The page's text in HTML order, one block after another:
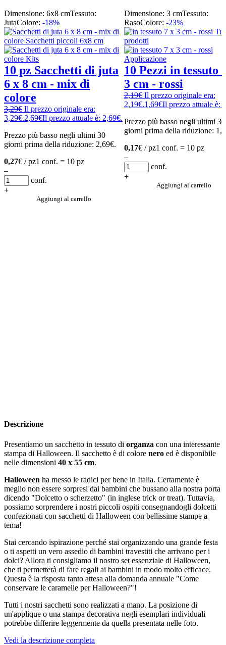
Dimensione: 6x8 cmTessuto:
JutaColore: -18%
10 pz Sacchetti di juta
6 x 8 cm - mix di
colore
3,29€ Il prezzo originale era:
3,29€.2,69€Il prezzo attuale è: 2,69€.
Prezzo più basso negli ultimi 30
giorni prima della riduzione: 2,69€.
0,27€ / pz1 conf. = 10 pz
–
conf.
+
Aggiungi al carrello
Dimensione: 3 cmTessuto:
RasoColore: -23%
10 Pezzi in tessuto
3 cm - rossi
2,19€ Il prezzo originale era:
2,19€.1,69€Il prezzo attuale è:
Prezzo più basso negli ultimi 30
giorni prima della riduzione:
0,17€ / pz1 conf. = 10 pz
–
conf.
+
Aggiungi al carrello
Descrizione
Presentiamo un sacchetto in tessuto di organza con una interessante
stampa di Halloween. Il sacchetto è di colore nero ed è disponibile
nelle dimensioni 40 x 55 cm.
Halloween ha messo le radici per bene in Italia. Certamente è
meglio non essere sorpresi dai bambini che bussano alla nostra porta
dicendo "Dolcetto o scherzetto" (in inglese trick or treat). Tuttavia,
possiamo sorprendere i nostri piccoli ospiti consegnandogli dolcetti
confezionati con sacchetti di Halloween con bellissime stampe a
tema!
Stai cercando ispirazione perché stai organizzando una grande festa
o ti aspetti un vero assedio di bambini travestiti che arrivano per i
dolci? Allora ti consigliamo il nostro set essenziale di Halloween,
che ti permetterà di fare regali ai bambini in modo molto efficace.
Questa è la risposta tanto attesa alla domanda annuale "Come
conservare le caramelle per Halloween?"!
Tutti i nostri sacchetti sono realizzati a mano. La posizione di
un'applique o una stampa decorativa negli esemplari individuali
potrebbe differire leggermente da quella presentata nelle foto.
Vedi la descrizione completa